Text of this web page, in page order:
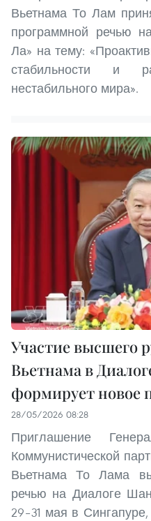
Вьетнама То Лам
программной речью
Ла» на тему:
стабильности и
нестабильного мира».
Участие высшего
Вьетнама в
формирует новое
28/05/2026 08:28
Приглашение
Коммунистической
Вьетнама То Лама
речью на Диалоге
29–31 мая в